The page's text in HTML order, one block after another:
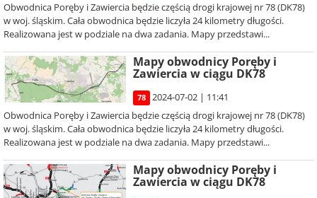
Obwodnica Poręby i Zawiercia będzie częścią drogi krajowej nr 78 (DK78)
w woj. śląskim. Cała obwodnica będzie liczyła 24 kilometry długości.
Realizowana jest w podziale na dwa zadania. Mapy przedstawi...
Mapy obwodnicy Poręby i
Zawiercia w ciągu DK78
78
2024-07-02 | 11:41
Obwodnica Poręby i Zawiercia będzie częścią drogi krajowej nr 78 (DK78)
w woj. śląskim. Cała obwodnica będzie liczyła 24 kilometry długości.
Realizowana jest w podziale na dwa zadania. Mapy przedstawi...
Mapy obwodnicy Poręby i
Zawiercia w ciągu DK78